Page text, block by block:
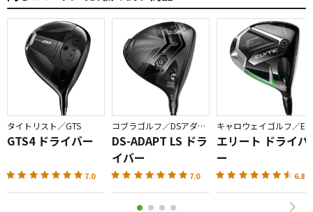
タイトリスト／GTS
GTS4 ドライバー
7.0
コブラゴルフ／DSアダプト
DS-ADAPT LS ドラ
イバー
7.0
エリート ドライバ
ー
6.8